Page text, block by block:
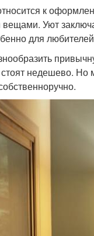
к
вещами. Уют
для
недешево. Но